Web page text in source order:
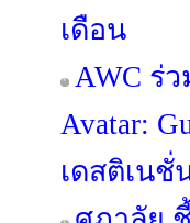
เดือน
AWC ร่
Avatar:
เดสติเนชั่